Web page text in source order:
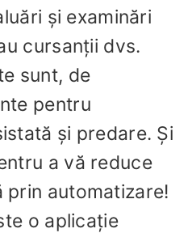
și examinări
cursanții dvs.
sunt, de
pentru
și predare. Și
a vă reduce
prin automatizare!
o aplicație